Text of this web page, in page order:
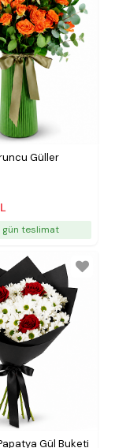
Güller
gün teslimat
Gül Buketi